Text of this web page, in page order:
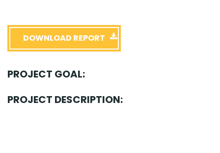
DOWNLOAD REPORT
PROJECT GOAL:
PROJECT DESCRIPTION: